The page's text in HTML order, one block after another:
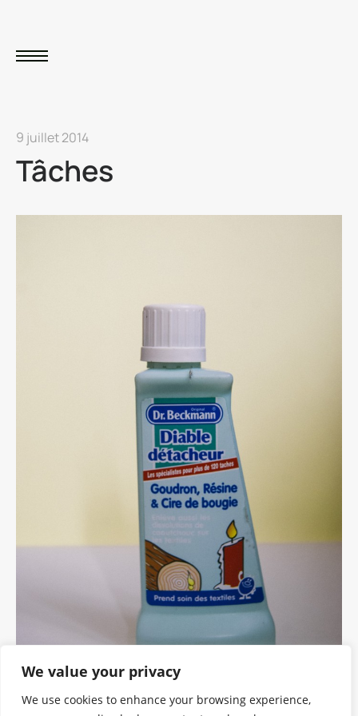
We value your privacy
We use cookies to enhance your browsing experience,
9 juillet 2014
Tâches